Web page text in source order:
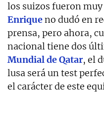
los suizos fueron
Enriqueno dudó en
prensa, pero ahora,
nacional tiene dos
Mundial de Qatar, el
lusa será un test
el carácter de este